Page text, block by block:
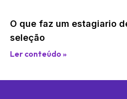
O que faz um estagiario
seleção
Ler conteúdo »